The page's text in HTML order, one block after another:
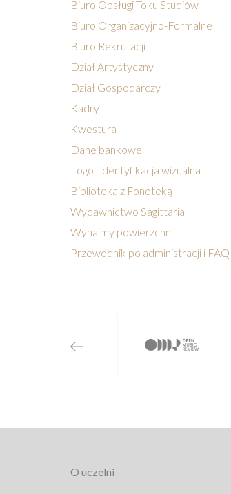
Biuro Obsługi Toku Studiów
Biuro Organizacyjno-Formalne
Biuro Rekrutacji
Dział Artystyczny
Dział Gospodarczy
Kadry
Kwestura
Dane bankowe
Logo i identyfikacja wizualna
Biblioteka z Fonoteką
Wydawnictwo Sagittaria
Wynajmy powierzchni
Przewodnik po administracji i FAQ
O uczelni